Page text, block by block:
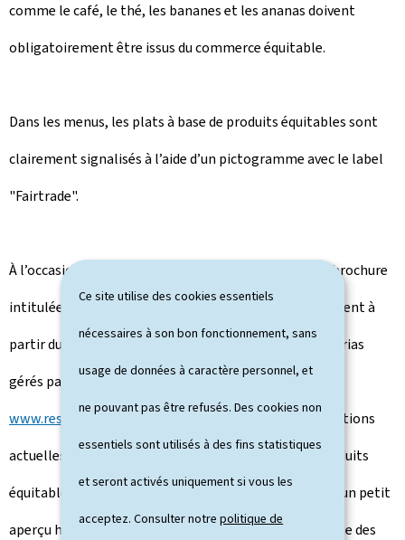
Ce site utilise des cookies essentiels
nécessaires à son bon fonctionnement, sans
usage de données à caractère personnel, et
ne pouvant pas être refusés. Des cookies non
essentiels sont utilisés à des fins statistiques
et seront activés uniquement si vous les
acceptez. Consulter notrepolitique de
comme le café, le thé, les bananes et les ananas doivent
obligatoirement être issus du commerce équitable.
Dans les menus, les plats à base de produits équitables sont
clairement signalisés à l’aide d’un pictogramme avec le label
"Fairtrade".
À l’occasion de la semaine thématique, une nouvelle brochure
intitulée "Iess gär, wiel fair" sera distribuée gratuitement à
partir du 2 mai 2017 dans les 108 restaurants et cafétérias
gérés par Restopolis (et téléchargeable sur le site
www.restopolis.lu
). La publication met en avant les actions
actuelles menées pour favoriser l’introduction de produits
équitables dans la restauration collective et contient un petit
aperçu historique du commerce équitable, de même que des